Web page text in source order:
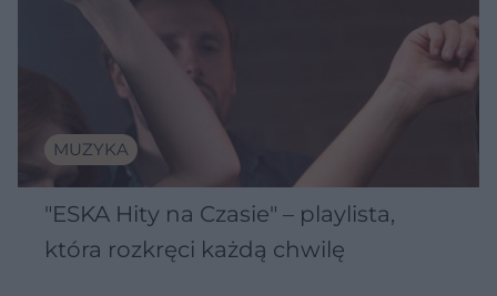
MUZYKA
"ESKA Hity na Czasie" – playlista,
która rozkręci każdą chwilę